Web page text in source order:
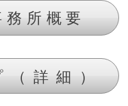
所概要
詳細）